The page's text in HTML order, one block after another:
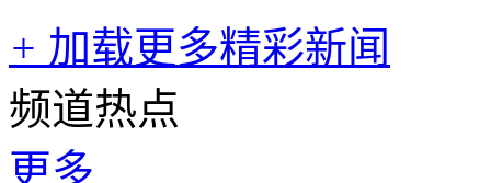
+ 加载更多精彩新闻
频道热点
更多